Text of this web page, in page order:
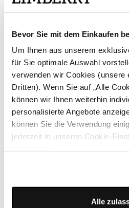
Bevor Sie mit dem Einkaufen
Um Ihnen aus unserem
für Sie optimale Auswahl
verwenden wir Cookies (unsere
Dritten). Wenn Sie auf „Alle
können wir Ihnen weiterhin
personalisierte Angebote
können Sie die Verwendung
jederzeit in unseren Cookie-
Alle
Weiße Dirndlbluse - LEONIE